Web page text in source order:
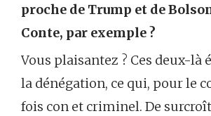
proche de Trump et de
Conte, par exemple ?
Vous plaisantez ? Ces deux-là
la dénégation, ce qui, pour le
fois con et criminel. De